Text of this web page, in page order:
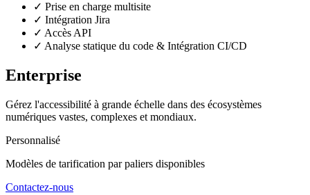
✓ Prise en charge multisite
✓ Intégration Jira
✓ Accès API
✓ Analyse statique du code & Intégration CI/CD
Enterprise
Gérez l'accessibilité à grande échelle dans des écosystèmes
numériques vastes, complexes et mondiaux.
Personnalisé
Modèles de tarification par paliers disponibles
Contactez-nous